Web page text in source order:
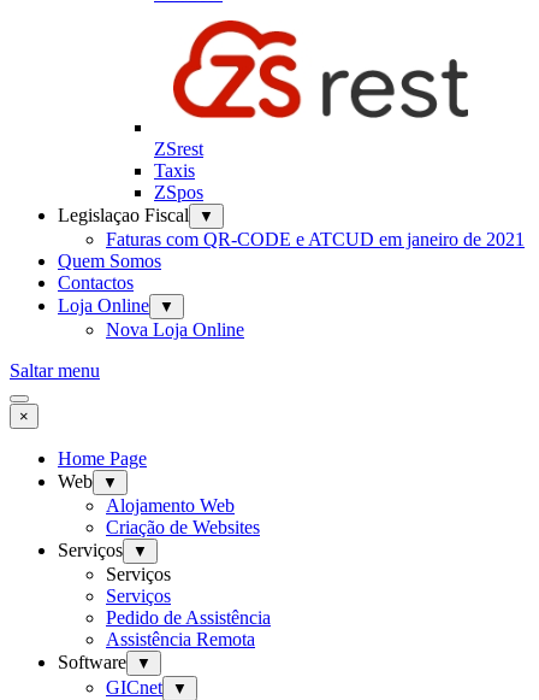
ZSrest
Taxis
ZSpos
Legislaçao Fiscal
▼
Faturas com QR-CODE e ATCUD em janeiro de 2021
Quem Somos
Contactos
Loja Online
▼
Nova Loja Online
Saltar menu
×
Home Page
Web
▼
Alojamento Web
Criação de Websites
Serviços
▼
Serviços
Serviços
Pedido de Assistência
Assistência Remota
Software
▼
GICnet ▼